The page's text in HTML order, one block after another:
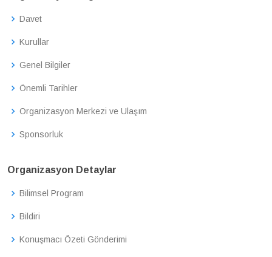
Davet
Kurullar
Genel Bilgiler
Önemli Tarihler
Organizasyon Merkezi ve Ulaşım
Sponsorluk
Organizasyon Detaylar
Bilimsel Program
Bildiri
Konuşmacı Özeti Gönderimi